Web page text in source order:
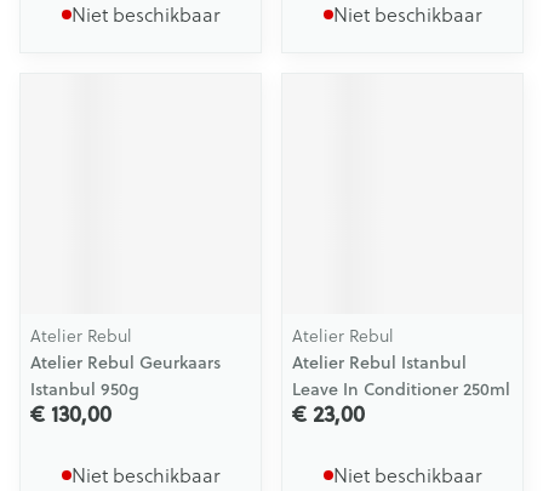
Niet beschikbaar Niet beschikbaar
Atelier Rebul
Atelier Rebul Geurkaars
Istanbul 950g
€ 130,00
Niet beschikbaar
Atelier Rebul
Atelier Rebul Istanbul
Leave In Conditioner 250ml
€ 23,00
Niet beschikbaar